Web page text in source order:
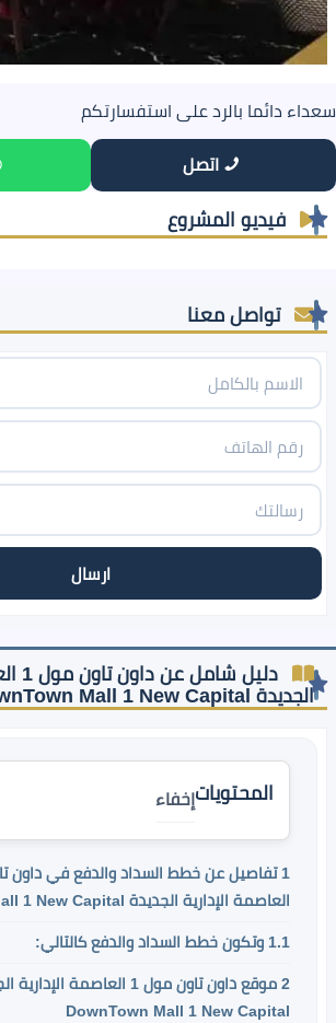
سعداء دائما بالرد على استفسارتكم
اتصل
فيديو المشروع
تواصل معنا
الجديدة DownTown Mall 1 New Capital
المحتوياتإخفاء
1
العاصمة الإدارية الجديدة DownTown Mall 1 New Capital
1.1 وتكون خطط السداد والدفع كالتالي:
2
موقع داون تاون مول 1 العاصمة
DownTown Mall 1 New Capital